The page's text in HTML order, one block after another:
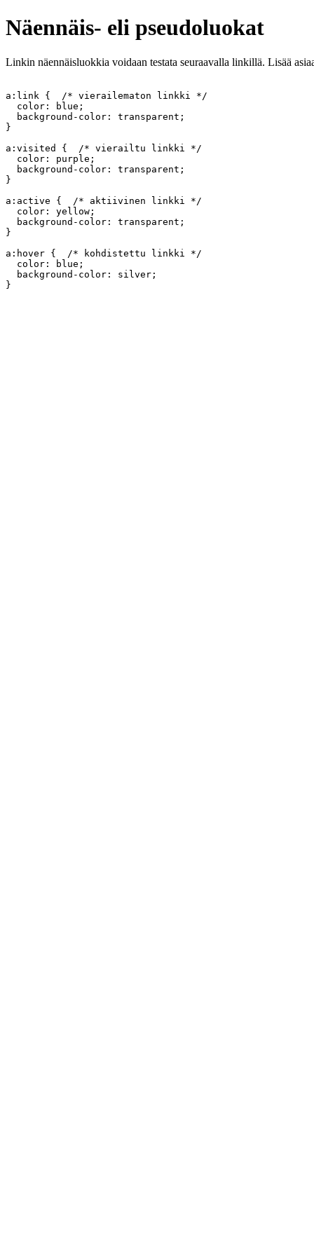
Näennäis- eli pseudoluokat
Linkin näennäisluokkia voidaan testata seuraavalla linkillä. Lisää
a:link {  /* vierailematon linkki */
  color: blue;
  background-color: transparent;
}
a:visited {  /* vierailtu linkki */
  color: purple;
  background-color: transparent;
}
a:active {  /* aktiivinen linkki */
  color: yellow;
  background-color: transparent;
}
a:hover {  /* kohdistettu linkki */
  color: blue;
  background-color: silver;
}